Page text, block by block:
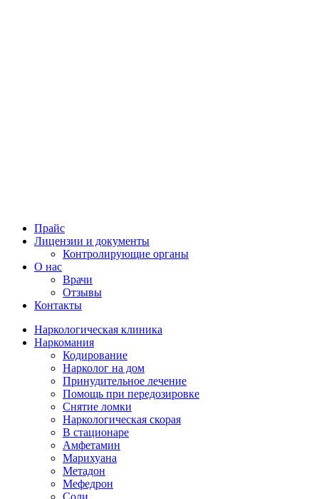
Прайс
Лицензии и документы
Контролирующие органы
О нас
Врачи
Отзывы
Контакты
Наркологическая клиника
Наркомания
Кодирование
Нарколог на дом
Принудительное лечение
Помощь при передозировке
Снятие ломки
Наркологическая скорая
В стационаре
Амфетамин
Марихуана
Метадон
Мефедрон
Соли